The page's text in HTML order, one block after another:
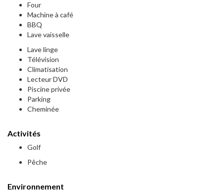
Four
Machine à café
BBQ
Lave vaisselle
Lave linge
Télévision
Climatisation
Lecteur DVD
Piscine privée
Parking
Cheminée
Activités
Golf
Pêche
Environnement